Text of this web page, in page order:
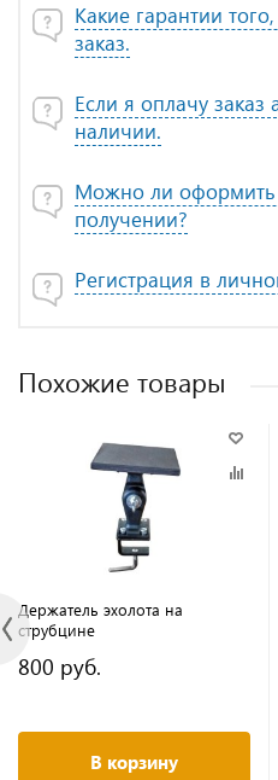
Какие гарантии
заказ.
Если я оплачу заказ
наличии.
Можно ли оформить
получении?
Регистрация в
Похожие товары
Держатель эхолота на
струбцине
800 руб.
В корзину